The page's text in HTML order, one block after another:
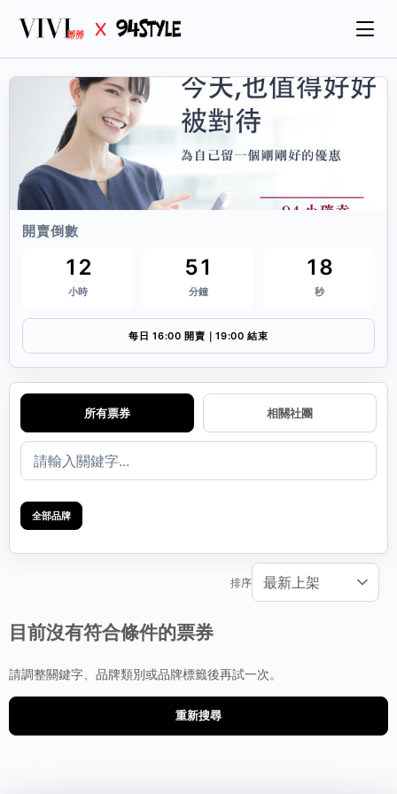
開賣倒數
12
小時
51
分鐘
18
秒
每日 16:00 開賣｜19:00 結束
所有票券 相關社團
全部品牌
排序
目前沒有符合條件的票券
請調整關鍵字、品牌類別或品牌標籤後再試一次。
重新搜尋